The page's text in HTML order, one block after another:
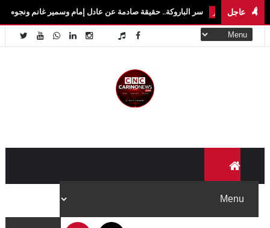
عاجل
سر الباروكة.. حقيقة صادمة عن عادل إمام وسمير غانم ونجوم الكوميديا